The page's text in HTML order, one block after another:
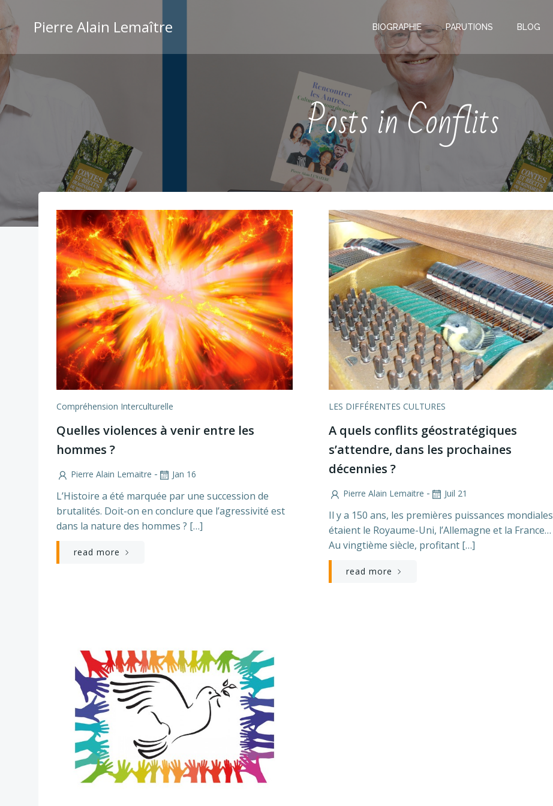
Aller
contenuPierre Alain Lemaître BIOGRAPHIE PARUTIONS BLOG
Posts in Conflits
Compréhension Interculturelle
Quelles violences à venir entre les
hommes ?
Pierre Alain Lemaitre - Jan 16
L’Histoire a été marquée par une succession de
brutalités. Doit-on en conclure que l’agressivité est
dans la nature des hommes ? […]
read more
LES DIFFÉRENTES CULTURES
A quels conflits géostratégiques
s’attendre, dans les prochaines
décennies ?
Pierre Alain Lemaitre - Juil 21
Il y a 150 ans, les premières puissances mondiales
étaient le Royaume-Uni, l’Allemagne et la France…
Au vingtième siècle, profitant […]
read more